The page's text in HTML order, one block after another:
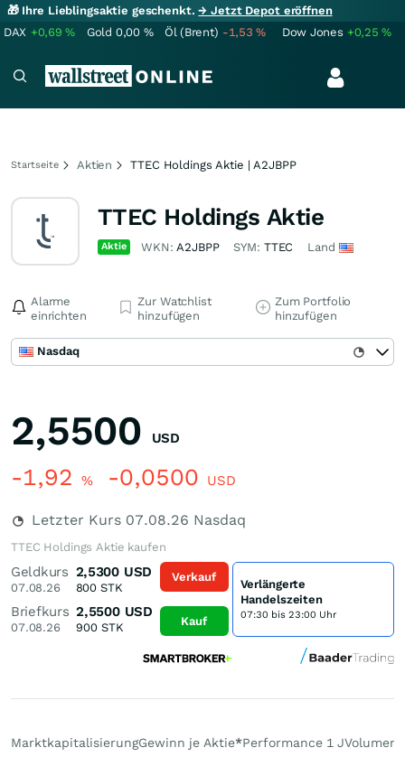
🎁 Ihre Lieblingsaktie geschenkt.→ Jetzt Depot eröffnen
DAX +0,69% Gold 0,00 % Öl (Brent) -1,53% Dow Jones +0,25%
Startseite Aktien TTEC Holdings Aktie | A2JBPP
TTEC Holdings Aktie
Aktie WKN:A2JBPP SYM: TTEC Land
Alarme
einrichten
Zur Watchlist
hinzufügen
Zum Portfolio
hinzufügen
Nasdaq
2,5500 USD
-1,92 % -0,0500 USD
Letzter Kurs 07.08.26 Nasdaq
TTEC Holdings Aktie kaufen
Geldkurs
07.08.26
2,5300 USD
800 STK
Briefkurs
07.08.26
2,5500 USD
900STK
Verkauf
Kauf
Verlängerte
Handelszeiten
07:30 bis 23:00 Uhr
MarktkapitalisierungGewinn je Aktie*Performance 1 JVolumen